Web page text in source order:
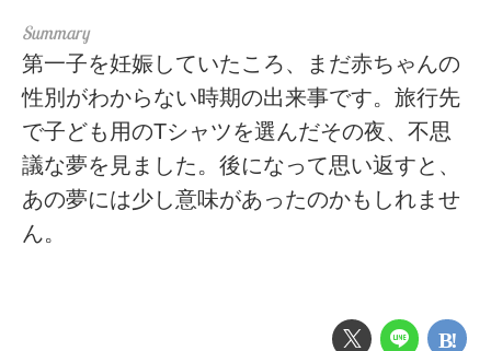
第一子を妊娠していたころ、まだ赤ちゃんの
性別がわからない時期の出来事です。旅行先
で子ども用のTシャツを選んだその夜、不思
議な夢を見ました。後になって思い返すと、
あの夢には少し意味があったのかもしれませ
ん。